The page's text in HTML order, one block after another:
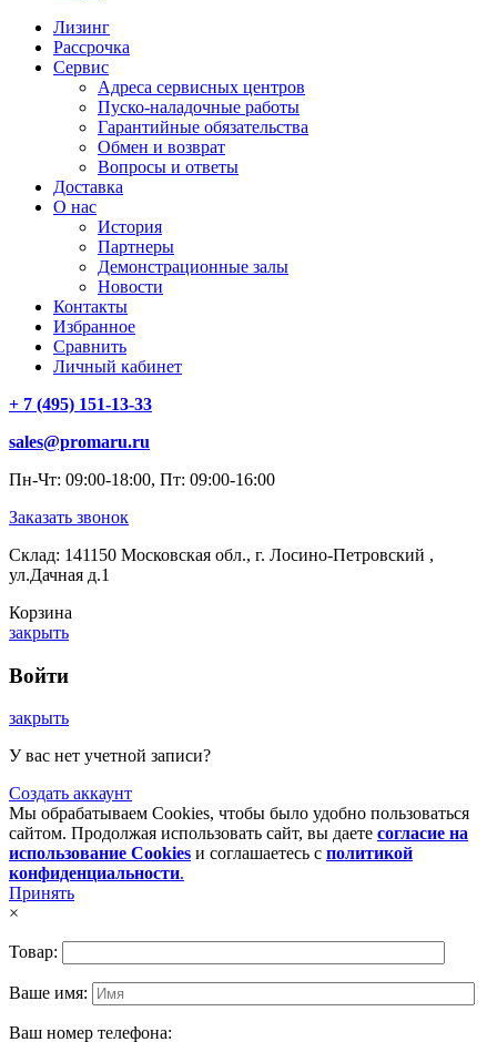
Лизинг
Рассрочка
Сервис
Адреса сервисных центров
Пуско-наладочные работы
Гарантийные обязательства
Обмен и возврат
Вопросы и ответы
Доставка
О нас
История
Партнеры
Демонстрационные залы
Новости
Контакты
Избранное
Сравнить
Личный кабинет
+ 7 (495) 151-13-33
sales@promaru.ru
Пн-Чт: 09:00-18:00, Пт: 09:00-16:00
Заказать звонок
Склад: 141150 Московская обл., г. Лосино-Петровский ,
ул.Дачная д.1
Корзина
закрыть
Войти
закрыть
У вас нет учетной записи?
Создать аккаунт
Мы обрабатываем Cookies, чтобы было удобно пользоваться
сайтом. Продолжая использовать сайт, вы даете согласие на
использование Cookies и соглашаетесь с политикой
конфиденциальности.
Принять
×
Товар:
Ваше имя:
Ваш номер телефона: